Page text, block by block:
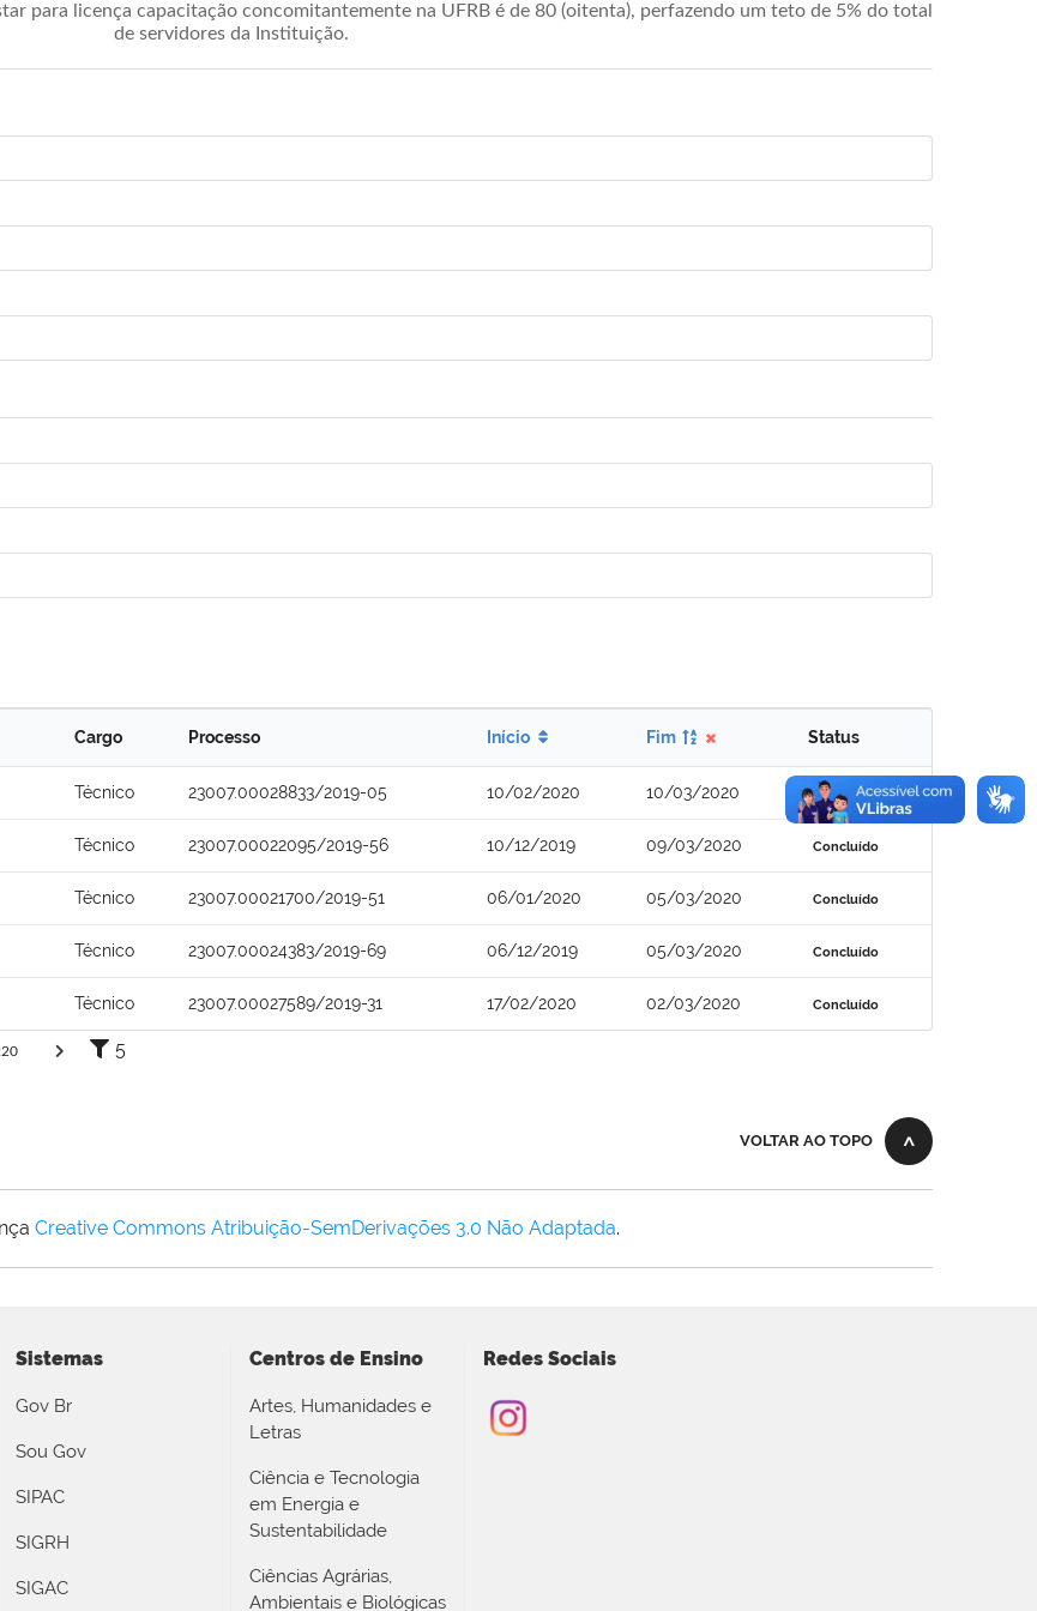
para licença capacitação concomitantemente na UFRB é de 80 (oitenta), perfazendo um teto de 5% do total
de servidores da Instituição.
Cargo Processo Início Fim Status
Técnico 23007.00028833/2019-05 10/02/2020 10/03/2020 Concluído
Técnico 23007.00022095/2019-56 10/12/2019 09/03/2020 Concluído
Técnico 23007.00021700/2019-51 06/01/2020 05/03/2020 Concluído
Técnico 23007.00024383/2019-69 06/12/2019 05/03/2020 Concluído
Técnico 23007.00027589/2019-31 17/02/2020 02/03/2020 Concluído
5
VOLTAR AO TOPO
Creative Commons Atribuição-SemDerivações 3.0 Não Adaptada.
Sistemas
Gov Br
Sou Gov
SIPAC
SIGRH
SIGAC
Centros de Ensino
Artes, Humanidades e
Letras
Ciência e Tecnologia
em Energia e
Sustentabilidade
Ciências Agrárias,
Ambientais e Biológicas
Redes Sociais